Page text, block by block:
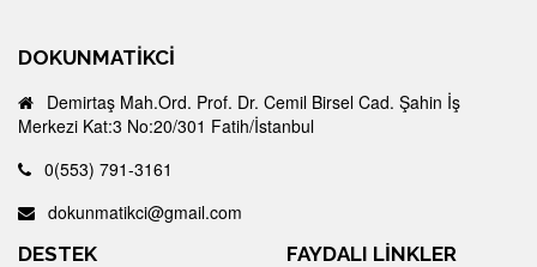
DOKUNMATIKCI
Demirtaş Mah.Ord. Prof. Dr. Cemil Birsel Cad. Şahin İş
Merkezi Kat:3 No:20/301 Fatih/İstanbul
0(553) 791-3161
dokunmatikci@gmail.com
DESTEK
FAYDALI LİNKLER